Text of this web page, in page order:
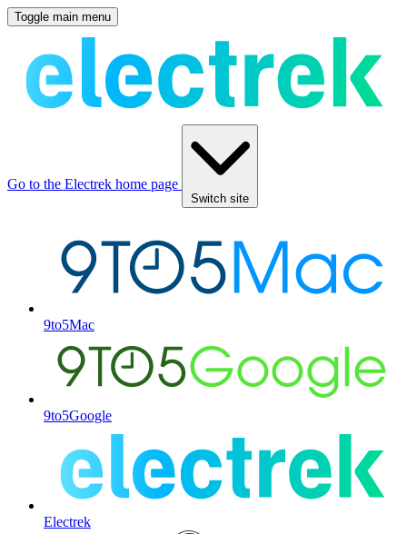
Toggle main menu
Go to the Electrek home page
Switch site
9to5Mac
9to5Google
Electrek